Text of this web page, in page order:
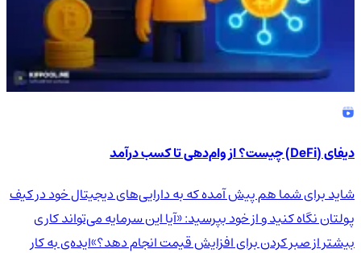
دیفای (DeFi) چیست؟ از وام‌دهی تا کسب درآمد
شاید برای شما هم پیش آمده که به دارایی‌های دیجیتال خود در کیف
پولتان نگاه کنید و از خود بپرسید: «آیا این سرمایه می‌تواند کاری
بیشتر از صبر کردن برای افزایش قیمت انجام دهد؟»ایده‌ی به کار